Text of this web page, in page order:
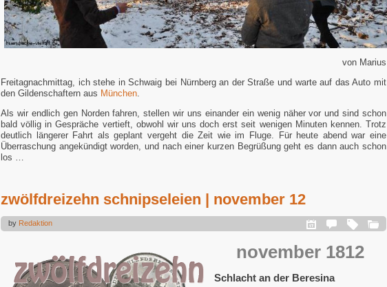
von Marius
Freitagnachmittag, ich stehe in Schwaig bei Nürnberg an der Straße und warte auf das Auto mit
den Gildenschaftern aus München
Als wir endlich gen Norden fahren, stellen wir uns einander ein wenig näher vor und sind schon
bald völlig in Gespräche vertieft, obwohl wir uns doch erst seit wenigen Minuten kennen. Trotz
deutlich längerer Fahrt als geplant vergeht die Zeit wie im Fluge. Für heute abend war eine
Überraschung angekündigt worden, und nach einer kurzen Begrüßung geht es dann auch schon
los …
zwölfdreizehn schnipseleien | november 12
by Redaktion
november 1812
Schlacht an der Beresina